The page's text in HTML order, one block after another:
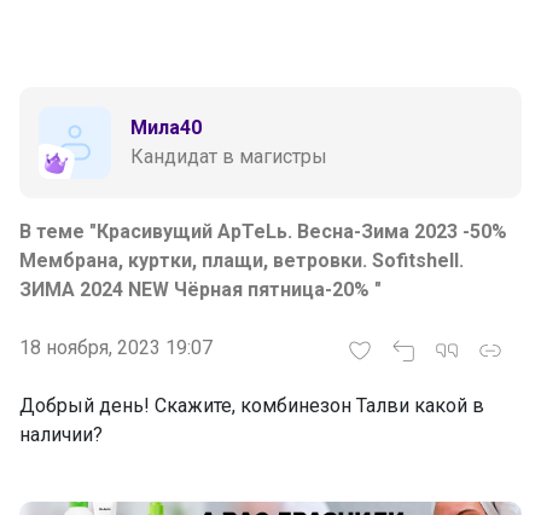
Мила40
Кандидат в магистры
В теме "Красивущий АрTeLь. Весна-Зима 2023 -50%
Мембрана, куртки, плащи, ветровки. Sofitshell.
ЗИМА 2024 NEW Чёрная пятница-20% "
18 ноября, 2023 19:07
Добрый день! Скажите, комбинезон Талви какой в
наличии?